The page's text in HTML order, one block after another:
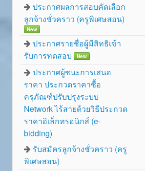
ประกาศผลการสอบคัดเลือก
ลูกจ้างชั่วคราว (ครูพิเศษสอน)
New
ประกาศรายชื่อผู้มีสิทธิเข้า
รับการทดสอบ
New
ประกาศผู้ชนะการเสนอ
ราคา ประกวดราคาซื้อ
ครุภัณฑ์ปรับปรุงระบบ
Network ไร้สายด้วยวิธีประกวด
ราคาอิเล็กทรอนิกส์ (e-
bidding)
รับสมัครลูกจ้างชั่วคราว (ครู
พิเศษสอน)